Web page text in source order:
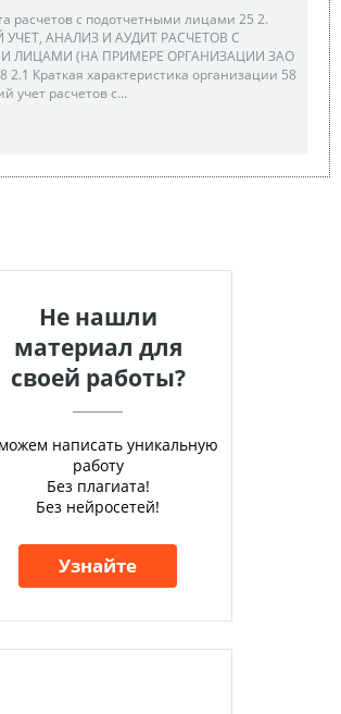
расчетов с подотчетными лицами 25 2.
УЧЕТ, АНАЛИЗ И АУДИТ РАСЧЕТОВ С
ЛИЦАМИ (НА ПРИМЕРЕ ОРГАНИЗАЦИИ ЗАО
2.1 Краткая характеристика организации 58
учет расчетов с...
Не нашли
материал для
своей работы?
написать уникальную
работу
Без плагиата!
Без нейросетей!
Узнайте